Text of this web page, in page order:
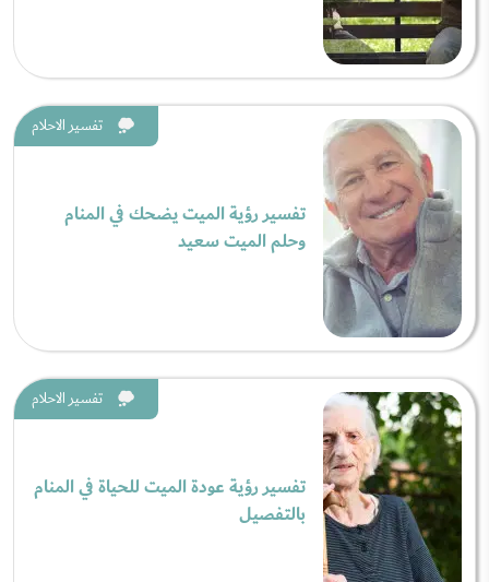
تفسير الاحلام
تفسير رؤية الميت يضحك في المنام
وحلم الميت سعيد
تفسير الاحلام
تفسير رؤية عودة الميت للحياة في المنام
بالتفصيل